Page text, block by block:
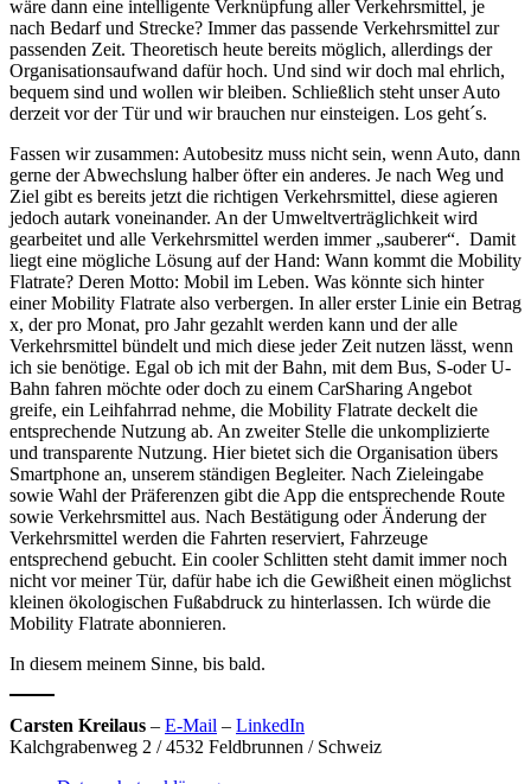
wäre dann eine intelligente Verknüpfung aller Verkehrsmittel, je
nach Bedarf und Strecke? Immer das passende Verkehrsmittel zur
passenden Zeit. Theoretisch heute bereits möglich, allerdings der
Organisationsaufwand dafür hoch. Und sind wir doch mal ehrlich,
bequem sind und wollen wir bleiben. Schließlich steht unser Auto
derzeit vor der Tür und wir brauchen nur einsteigen. Los geht´s.
Fassen wir zusammen: Autobesitz muss nicht sein, wenn Auto, dann
gerne der Abwechslung halber öfter ein anderes. Je nach Weg und
Ziel gibt es bereits jetzt die richtigen Verkehrsmittel, diese agieren
jedoch autark voneinander. An der Umweltverträglichkeit wird
gearbeitet und alle Verkehrsmittel werden immer „sauberer“. Damit
liegt eine mögliche Lösung auf der Hand: Wann kommt die Mobility
Flatrate? Deren Motto: Mobil im Leben. Was könnte sich hinter
einer Mobility Flatrate also verbergen. In aller erster Linie ein Betrag
x, der pro Monat, pro Jahr gezahlt werden kann und der alle
Verkehrsmittel bündelt und mich diese jeder Zeit nutzen lässt, wenn
ich sie benötige. Egal ob ich mit der Bahn, mit dem Bus, S-oder U-
Bahn fahren möchte oder doch zu einem CarSharing Angebot
greife, ein Leihfahrrad nehme, die Mobility Flatrate deckelt die
entsprechende Nutzung ab. An zweiter Stelle die unkomplizierte
und transparente Nutzung. Hier bietet sich die Organisation übers
Smartphone an, unserem ständigen Begleiter. Nach Zieleingabe
sowie Wahl der Präferenzen gibt die App die entsprechende Route
sowie Verkehrsmittel aus. Nach Bestätigung oder Änderung der
Verkehrsmittel werden die Fahrten reserviert, Fahrzeuge
entsprechend gebucht. Ein cooler Schlitten steht damit immer noch
nicht vor meiner Tür, dafür habe ich die Gewißheit einen möglichst
kleinen ökologischen Fußabdruck zu hinterlassen. Ich würde die
Mobility Flatrate abonnieren.
In diesem meinem Sinne, bis bald.
Carsten Kreilaus – E-Mail – LinkedIn
Kalchgrabenweg 2 / 4532 Feldbrunnen / Schweiz